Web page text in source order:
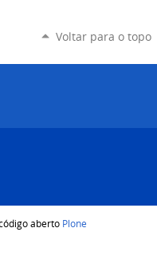
Voltar para o topo
aberto Plone